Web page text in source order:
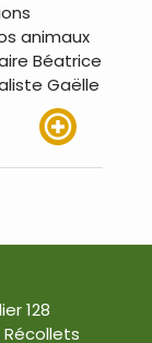
animaux
Béatrice
Gaëlle
128